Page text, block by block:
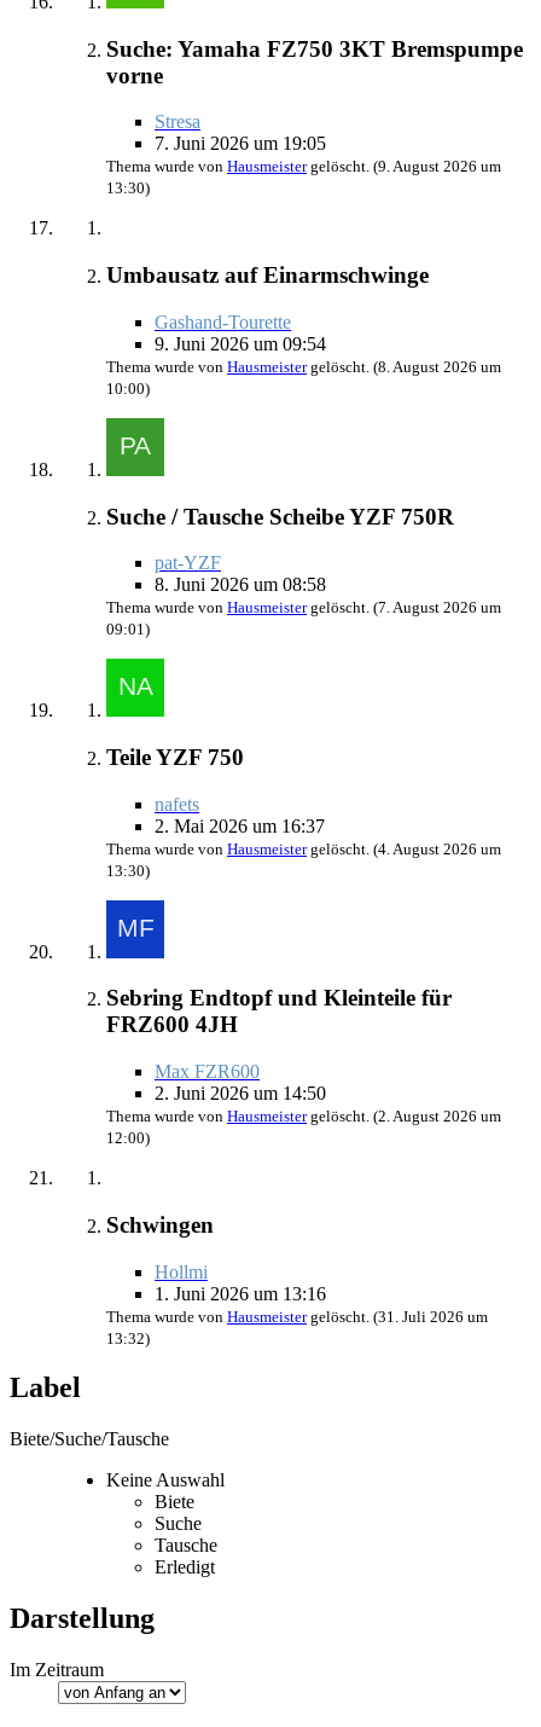
Suche: Yamaha FZ750 3KT Bremspumpe
vorne
Stresa
7. Juni 2026 um 19:05
Thema wurde von Hausmeistergelöscht. (9. August 2026 um
13:30)
Umbausatz auf Einarmschwinge
Gashand-Tourette
9. Juni 2026 um 09:54
Thema wurde von Hausmeistergelöscht. (8. August 2026 um
10:00)
Suche / Tausche Scheibe YZF 750R
pat-YZF
8. Juni 2026 um 08:58
Thema wurde von Hausmeistergelöscht. (7. August 2026 um
09:01)
Teile YZF 750
nafets
2. Mai 2026 um 16:37
Thema wurde von Hausmeistergelöscht. (4. August 2026 um
13:30)
Sebring Endtopf und Kleinteile für
FRZ600 4JH
Max FZR600
2. Juni 2026 um 14:50
Thema wurde von Hausmeistergelöscht. (2. August 2026 um
12:00)
Schwingen
Hollmi
1. Juni 2026 um 13:16
Thema wurde von Hausmeistergelöscht. (31. Juli 2026 um
13:32)
Label
Biete/Suche/Tausche
Keine Auswahl
Biete
Suche
Tausche
Erledigt
Darstellung
Im Zeitraum